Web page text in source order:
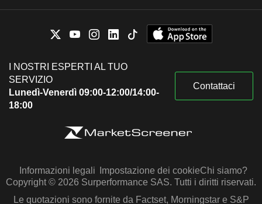
I NOSTRI ESPERTI AL TUO
SERVIZIO
Lunedì-Venerdì 09:00-12:00/14:00-
18:00
Contattaci
Informazioni legali Impostazione dei cookieChi siamo?
Copyright © 2026 Surperformance SAS. Tutti i diritti riservati.
Le quotazioni sono fornite da Factset, Morningstar e S&P